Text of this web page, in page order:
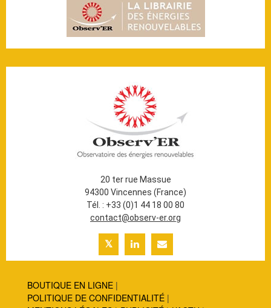
20 ter rue Massue
94300 Vincennes (France)
Tél. : +33 (0)1 44 18 00 80
contact@observ-er.org
BOUTIQUE EN LIGNE
POLITIQUE DE CONFIDENTIALITÉ